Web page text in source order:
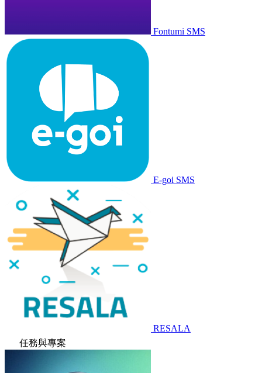
Fontumi SMS
E-goi SMS
RESALA
任務與專案